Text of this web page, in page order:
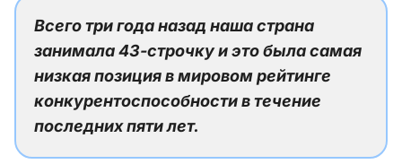
Всего три года назад наша страна
занимала 43-строчку и это была самая
низкая позиция в мировом рейтинге
конкурентоспособности в течение
последних пяти лет.